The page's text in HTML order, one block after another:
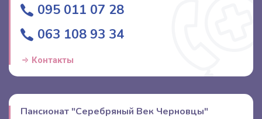
095 011 07 28
063 108 93 34
Контакты
Пансионат "Серебряный Век Черновцы"